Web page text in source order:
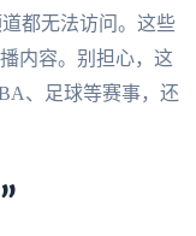
都无法访问。这些
内容。别担心，这
、足球等赛事，还